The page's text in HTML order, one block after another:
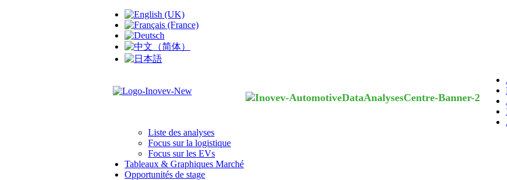
Liste des analyses
Focus sur la logistique
Focus sur les EVs
Tableaux & Graphiques Marché
Opportunités de stage